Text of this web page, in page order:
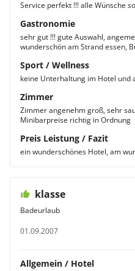
Service perfekt !!! alle Wünsche
Gastronomie
sehr gut !!! gute Auswahl,
wunderschön am Strand essen,
Sport / Wellness
keine Unterhaltung im Hotel und
Zimmer
Zimmer angenehm groß, sehr
Minibarpreise richtig in Ordnung
Preis Leistung / Fazit
ein wunderschönes Hotel, am
klasse
Badeurlaub
01.09.2007
Allgemein / Hotel